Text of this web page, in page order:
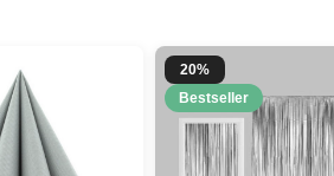
20%
Bestseller